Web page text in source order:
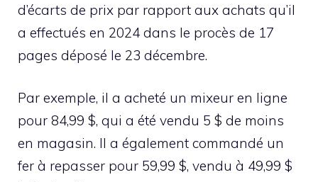
d’écarts de prix par rapport aux achats qu’il
a effectués en 2024 dans le procès de 17
pages déposé le 23 décembre.
Par exemple, il a acheté un mixeur en ligne
pour 84,99 $, qui a été vendu 5 $ de moins
en magasin. Il a également commandé un
fer à repasser pour 59,99 $, vendu à 49,99 $